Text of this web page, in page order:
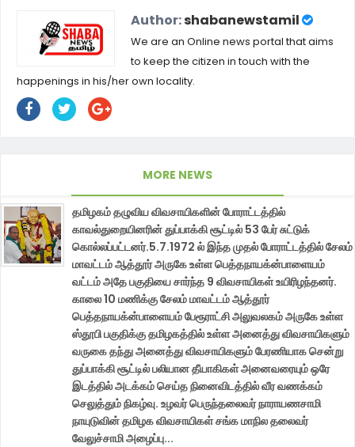
Author:shabanewstamil
We are an Online news portal that aims
to keep the citizen in touch with the
happenings in his/her own locality.
MORE NEWS
தமிழகம் தழுவிய விவசாயிகளின் போராட்டத்தில்
காவல்துறையினரின் துப்பாக்கி சூட்டில் 53 பேர் சுட்டுக்
கொல்லப்பட்டனர்.5.7.1972 ல் இந்த முதல் போராட்டத்தில் சேலம்
மாவட்டம் ஆத்தூர் அருகே உள்ள பெத்தநாயக்ன்பாளையம்
வட்டம் அதே பகுதியை சார்ந்த 9 விவசாயிகள் உயிரிழந்தனர்.
காலை 10 மணிக்கு சேலம் மாவட்டம் ஆத்தூர்
பெத்தநாயக்ன்பாளையம் பேரூராட்சி அலுவலகம் அருகே உள்ள
ஸ்தூபி பகுதிக்கு தமிழகத்தில் உள்ள அனைத்து விவசாயிகளும்
வருகை தந்து அனைத்து விவசாயிகளும் பேரணியாக சென்று
துப்பாக்கி சூட்டில் பலியான தீயாகிகள் அனைவரையும் ஒரே
இடத்தில் அடக்கம் செய்த நினைவிடத்தில் வீர வணக்கம்
செலுத்தும் நிகழ்வு. உழவர் பெருந்தலைவர் நாராயணசாமி
நாயுடுவின் தமிழக விவசாயிகள் சங்க மாநில தலைவர்
வேலுச்சாமி அழைப்பு...